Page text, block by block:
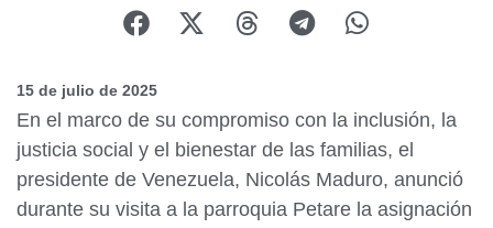
15 de julio de 2025
En el marco de su compromiso con la inclusión, la
justicia social y el bienestar de las familias, el
presidente de Venezuela, Nicolás Maduro, anunció
durante su visita a la parroquia Petare la asignación